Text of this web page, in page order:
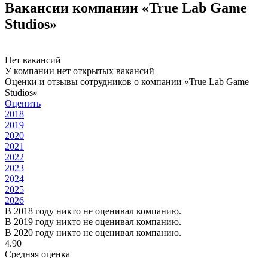
Вакансии компании «True Lab Game
Studios»
Нет вакансий
У компании нет открытых вакансий
Оценки и отзывы сотрудников о компании «True Lab Game
Studios»
Оценить
2018
2019
2020
2021
2022
2023
2024
2025
2026
В 2018 году никто не оценивал компанию.
В 2019 году никто не оценивал компанию.
В 2020 году никто не оценивал компанию.
4.90
Средняя оценка